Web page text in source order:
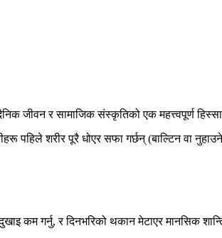
जीवन र सामाजिक संस्कृतिको एक महत्त्वपूर्ण हिस्सा
पहिले शरीर पूरै धोएर सफा गर्छन् (बाल्टिन वा
कम गर्नु, र दिनभरिको थकान मेटाएरमानसिक